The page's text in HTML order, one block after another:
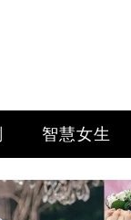
智慧女生